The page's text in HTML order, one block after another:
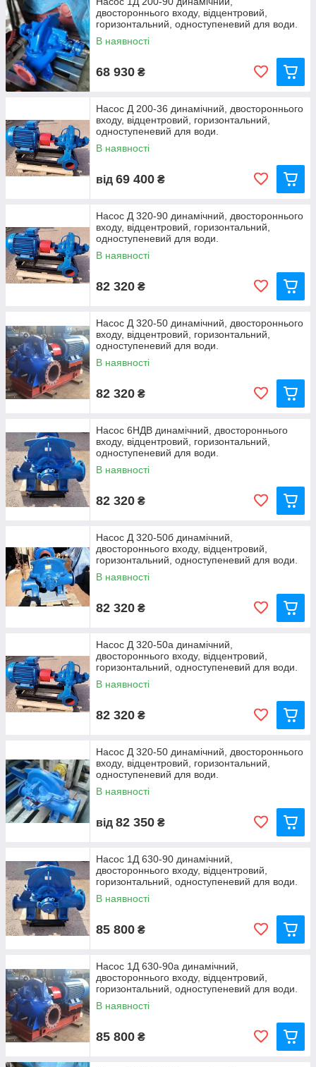
двостороннього входу, відцентровий,
горизонтальний, одноступеневий для води.
В наявності
68 930 ₴
Насос Д 200-36 динамічний, двостороннього
входу, відцентровий, горизонтальний,
одноступеневий для води.
В наявності
від 69 400 ₴
Насос Д 320-90 динамічний, двостороннього
входу, відцентровий, горизонтальний,
одноступеневий для води.
В наявності
82 320 ₴
Насос Д 320-50 динамічний, двостороннього
входу, відцентровий, горизонтальний,
одноступеневий для води.
В наявності
82 320 ₴
Насос 6НДВ динамічний, двостороннього
входу, відцентровий, горизонтальний,
одноступеневий для води.
В наявності
82 320 ₴
Насос Д 320-50б динамічний,
двостороннього входу, відцентровий,
горизонтальний, одноступеневий для води.
В наявності
82 320 ₴
Насос Д 320-50а динамічний,
двостороннього входу, відцентровий,
горизонтальний, одноступеневий для води.
В наявності
82 320 ₴
Насос Д 320-50 динамічний, двостороннього
входу, відцентровий, горизонтальний,
одноступеневий для води.
В наявності
від 82 350 ₴
Насос 1Д 630-90 динамічний,
двостороннього входу, відцентровий,
горизонтальний, одноступеневий для води.
В наявності
85 800 ₴
Насос 1Д 630-90a динамічний,
двостороннього входу, відцентровий,
горизонтальний, одноступеневий для води.
В наявності
85 800 ₴